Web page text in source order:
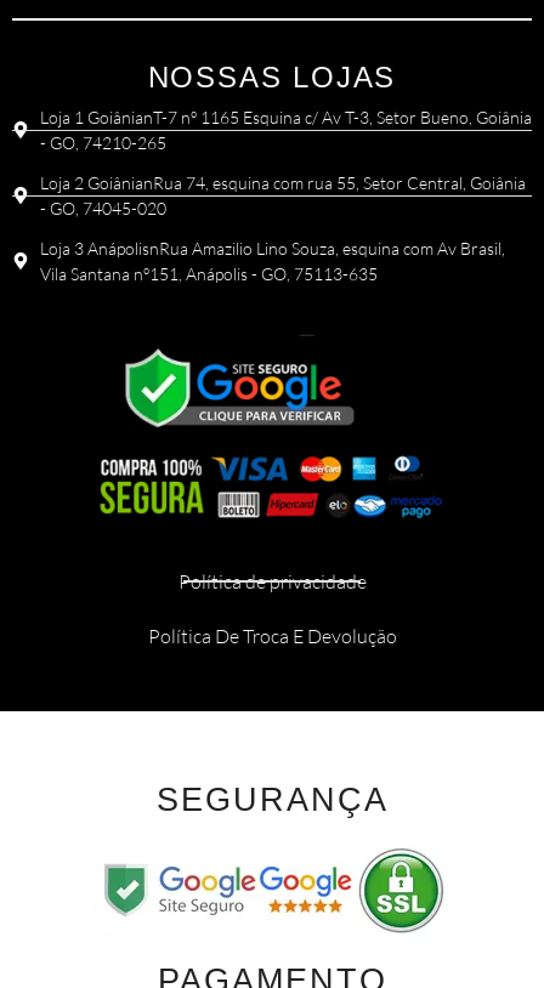
NOSSAS LOJAS
Loja 1 GoiânianT-7 nº 1165 Esquina c/ Av T-3, Setor Bueno, Goiânia
- GO, 74210-265
Loja 2 GoiânianRua 74, esquina com rua 55, Setor Central, Goiânia
- GO, 74045-020
Loja 3 AnápolisnRua Amazilio Lino Souza, esquina com Av Brasil,
Vila Santana nº151, Anápolis - GO, 75113-635
Política de privacidade
Política De Troca E Devolução
SEGURANÇA